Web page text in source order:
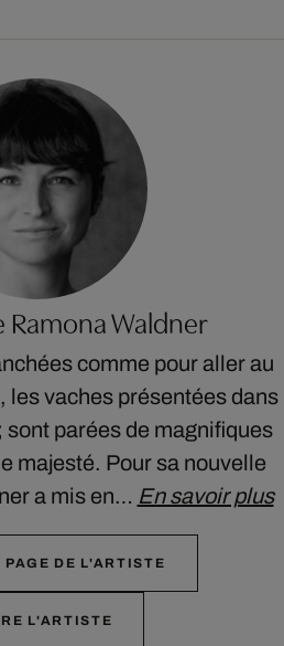
Ramona Waldner
comme pour aller au
les vaches présentées dans
parées de magnifiques
majesté. Pour sa nouvelle
a mis en… En savoir plus
DE L'ARTISTE
L'ARTISTE